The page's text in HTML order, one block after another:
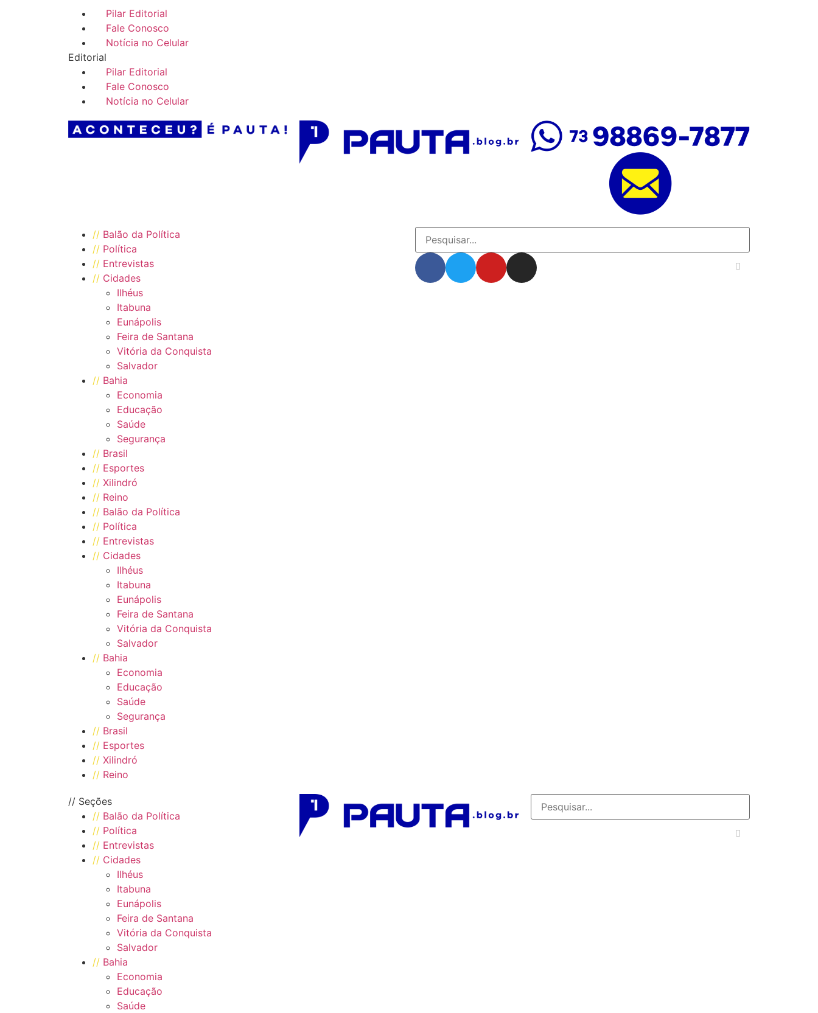
Pilar Editorial
Fale Conosco
Notícia no Celular
Editorial
Pilar Editorial
Fale Conosco
Notícia no Celular
// Balão da Política
// Política
// Entrevistas
// Cidades
Ilhéus
Itabuna
Eunápolis
Feira de Santana
Vitória da Conquista
Salvador
// Bahia
Economia
Educação
Saúde
Segurança
// Brasil
// Esportes
// Xilindró
// Reino
// Balão da Política
// Política
// Entrevistas
// Cidades
Ilhéus
Itabuna
Eunápolis
Feira de Santana
Vitória da Conquista
Salvador
// Bahia
Economia
Educação
Saúde
Segurança
// Brasil
// Esportes
// Xilindró
// Reino
// Seções
// Balão da Política
// Política
// Entrevistas
// Cidades
Ilhéus
Itabuna
Eunápolis
Feira de Santana
Vitória da Conquista
Salvador
// Bahia
Economia
Educação
Saúde